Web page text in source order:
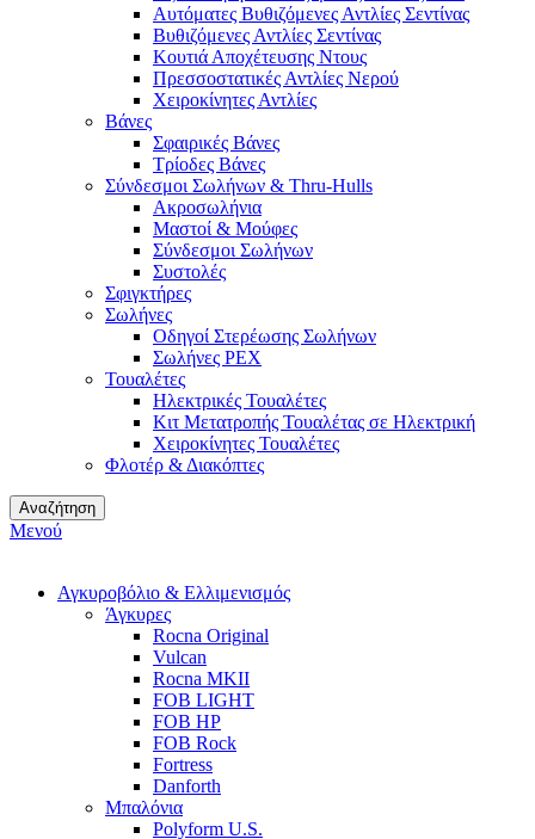
Αυτόματες Βυθιζόμενες Αντλίες Σεντίνας
Βυθιζόμενες Αντλίες Σεντίνας
Κουτιά Αποχέτευσης Ντους
Πρεσσοστατικές Αντλίες Νερού
Χειροκίνητες Αντλίες
Βάνες
Σφαιρικές Βάνες
Τρίοδες Βάνες
Σύνδεσμοι Σωλήνων & Thru-Hulls
Ακροσωλήνια
Μαστοί & Μούφες
Σύνδεσμοι Σωλήνων
Συστολές
Σφιγκτήρες
Σωλήνες
Οδηγοί Στερέωσης Σωλήνων
Σωλήνες PEX
Τουαλέτες
Ηλεκτρικές Τουαλέτες
Κιτ Μετατροπής Τουαλέτας σε Ηλεκτρική
Χειροκίνητες Τουαλέτες
Φλοτέρ & Διακόπτες
Αναζήτηση
Μενού
Αγκυροβόλιο & Ελλιμενισμός
Άγκυρες
Rocna Original
Vulcan
Rocna MKII
FOB LIGHT
FOB HP
FOB Rock
Fortress
Danforth
Μπαλόνια
Polyform U.S.